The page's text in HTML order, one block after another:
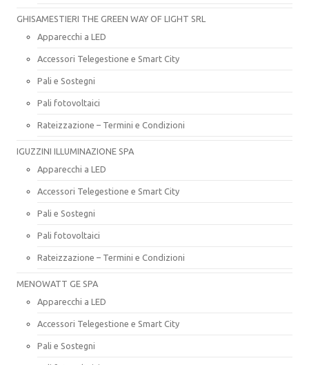
GHISAMESTIERI THE GREEN WAY OF LIGHT SRL
Apparecchi a LED
Accessori Telegestione e Smart City
Pali e Sostegni
Pali fotovoltaici
Rateizzazione – Termini e Condizioni
IGUZZINI ILLUMINAZIONE SPA
Apparecchi a LED
Accessori Telegestione e Smart City
Pali e Sostegni
Pali fotovoltaici
Rateizzazione – Termini e Condizioni
MENOWATT GE SPA
Apparecchi a LED
Accessori Telegestione e Smart City
Pali e Sostegni